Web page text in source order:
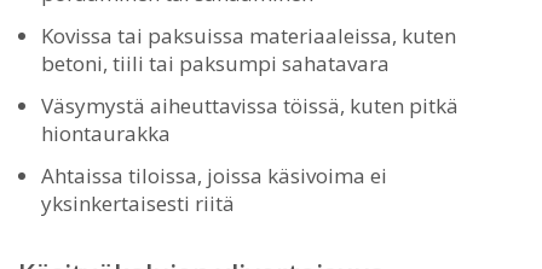
Kovissa tai paksuissa materiaaleissa, kuten
betoni, tiili tai paksumpi sahatavara
Väsymystä aiheuttavissa töissä, kuten pitkä
hiontaurakka
Ahtaissa tiloissa, joissa käsivoima ei
yksinkertaisesti riitä